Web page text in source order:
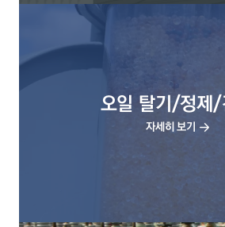
오일 탈기/정제
자세히 보기